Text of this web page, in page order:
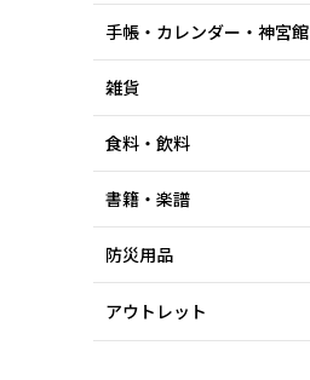
手帳・カレンダー・神宮館
雑貨
食料・飲料
書籍・楽譜
防災用品
アウトレット